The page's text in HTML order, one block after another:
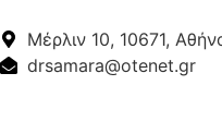
Μέρλιν 10, 10671,
drsamara@otenet.gr